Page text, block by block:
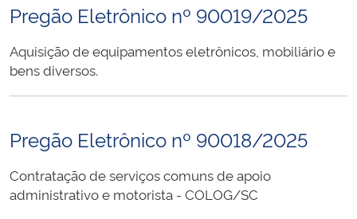
Pregão Eletrônico nº 90019/2025
Aquisição de equipamentos eletrônicos, mobiliário e
bens diversos.
Pregão Eletrônico nº 90018/2025
Contratação de serviços comuns de apoio
administrativo e motorista - COLOG/SC